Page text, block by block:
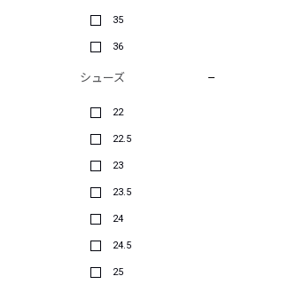
35
36
シューズ
22
22.5
23
23.5
24
24.5
25